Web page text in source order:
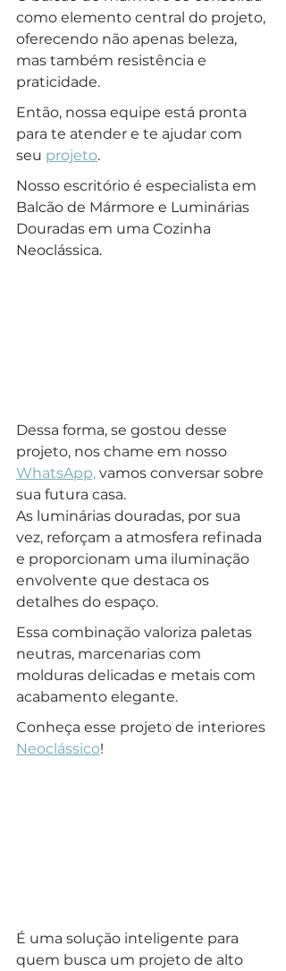
como elemento central do projeto,
oferecendo não apenas beleza,
mas também resistência e
praticidade.
Então, nossa equipe está pronta
para te atender e te ajudar com
seu projeto.
Nosso escritório é especialista em
Balcão de Mármore e Luminárias
Douradas em uma Cozinha
Neoclássica.
Dessa forma, se gostou desse
projeto, nos chame em nosso
WhatsApp, vamos conversar sobre
sua futura casa.
As luminárias douradas, por sua
vez, reforçam a atmosfera refinada
e proporcionam uma iluminação
envolvente que destaca os
detalhes do espaço.
Essa combinação valoriza paletas
neutras, marcenarias com
molduras delicadas e metais com
acabamento elegante.
Conheça esse projeto de interiores
Neoclássico!
É uma solução inteligente para
quem busca um projeto de alto